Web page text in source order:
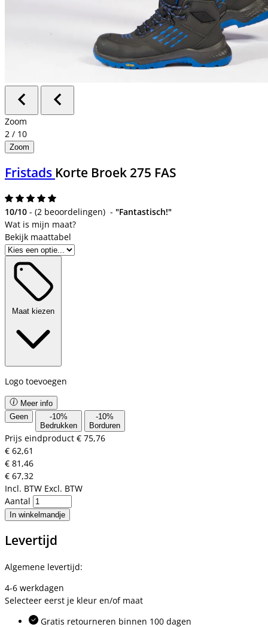
Zoom
2 / 10
Zoom
Fristads Korte Broek 275 FAS
10/10 - (2 beoordelingen) - "Fantastisch!"
Bekijk maattabel
Maat kiezen
Logo toevoegen
Meer info
Geen
-10%
Bedrukken
-10%
Borduren
Prijs eindproduct € 75,76
€ 62,61
€ 81,46
€ 67,32
Incl. BTW Excl. BTW
Aantal
In winkelmandje
Levertijd
Algemene levertijd:
4-6 werkdagen
Selecteer eerst je kleur en/of maat
Gratis retourneren binnen 100 dagen